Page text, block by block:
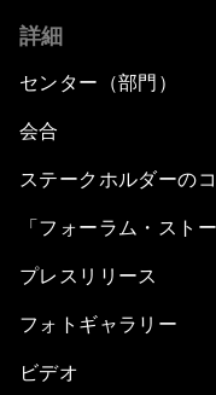
The Modern
The Collapse of
Radically
Shaping
Automated
詳細
センター（部門）
会合
ステークホルダーの
「フォーラム・ストー
プレスリリース
フォトギャラリー
ビデオ